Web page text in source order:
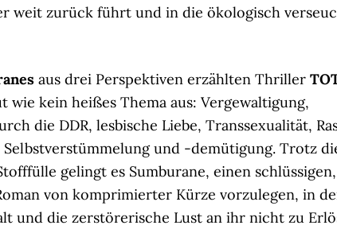
weit zurück führt und in die ökologisch
aus drei Perspektiven erzählten Thriller
wie kein heißes Thema aus: Vergewaltigung,
die DDR, lesbische Liebe, Transsexualität,
und -demütigung. Trotz
gelingt es Sumburane, einen
von komprimierter Kürze vorzulegen, in
und die zerstörerische Lust an ihr nicht zu